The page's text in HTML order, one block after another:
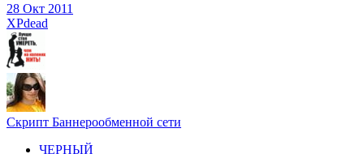
28 Окт 2011
XPdead
Скрипт Баннерообменной сети
ЧЕРНЫЙ